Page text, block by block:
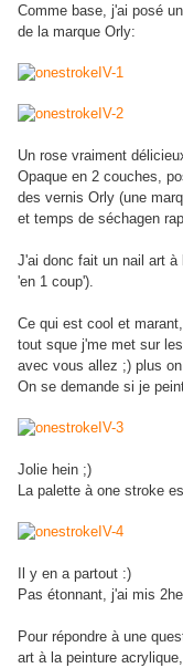
Comme base, j'ai posé
de la marque Orly:
Un rose vraiment
Opaque en 2 couches,
des vernis Orly (une
et temps de séchagen
J'ai donc fait un nail art
'en 1 coup').
Ce qui est cool et
tout sque j'me met sur
avec vous allez ;) plus
On se demande si je
Jolie hein ;)
La palette à one stroke
Il y en a partout :)
Pas étonnant, j'ai mis
Pour répondre à une
art à la peinture